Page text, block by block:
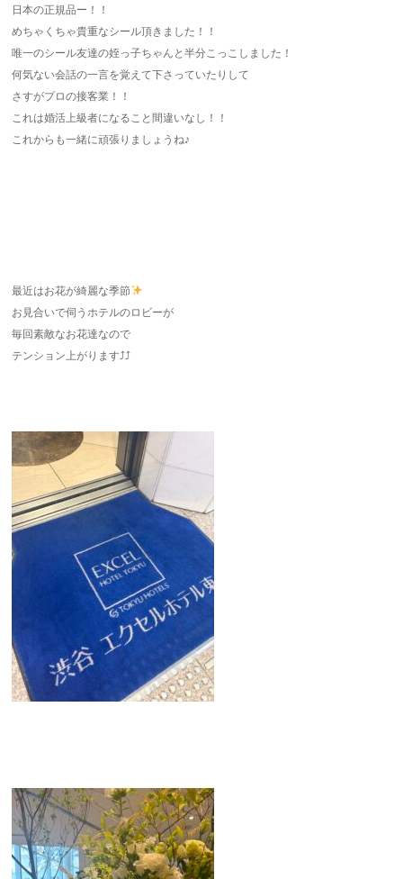
日本の正規品ー！！
めちゃくちゃ貴重なシール頂きました！！
唯一のシール友達の姪っ子ちゃんと半分こっこしました！
何気ない会話の一言を覚えて下さっていたりして
さすがプロの接客業！！
これは婚活上級者になること間違いなし！！
これからも一緒に頑張りましょうね♪
最近はお花が綺麗な季節
お見合いで伺うホテルのロビーが
毎回素敵なお花達なので
テンション上がります⤴︎⤴︎